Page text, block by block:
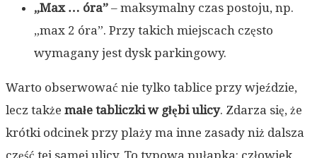
„Max … óra” – maksymalny czas postoju, np.
„max 2 óra”. Przy takich miejscach często
wymagany jest dysk parkingowy.
Warto obserwować nie tylko tablice przy wjeździe,
lecz także małe tabliczki w głębi ulicy. Zdarza się, że
krótki odcinek przy plaży ma inne zasady niż dalsza